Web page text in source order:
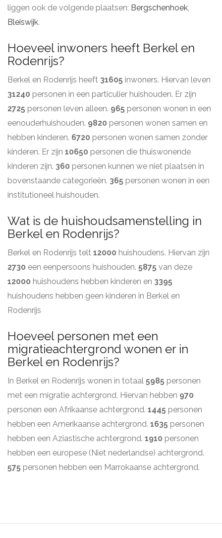
liggen ook de volgende plaatsen: Bergschenhoek,
Bleiswijk.
Hoeveel inwoners heeft Berkel en
Rodenrijs?
Berkel en Rodenrijs heeft 31605 inwoners. Hiervan leven
31240 personen in een particulier huishouden. Er zijn
2725 personen leven alleen. 965 personen wonen in een
eenouderhuishouden. 9820 personen wonen samen en
hebben kinderen. 6720 personen wonen samen zonder
kinderen. Er zijn 10650 personen die thuiswonende
kinderen zijn. 360 personen kunnen we niet plaatsen in
bovenstaande categorieën. 365 personen wonen in een
institutioneel huishouden.
Wat is de huishoudsamenstelling in
Berkel en Rodenrijs?
Berkel en Rodenrijs telt 12000 huishoudens. Hiervan zijn
2730 een eenpersoons huishouden. 5875 van deze
12000 huishoudens hebben kinderen en 3395
huishoudens hebben geen kinderen in Berkel en
Rodenrijs
Hoeveel personen met een
migratieachtergrond wonen er in
Berkel en Rodenrijs?
In Berkel en Rodenrijs wonen in totaal 5985 personen
met een migratie achtergrond. Hiervan hebben 970
personen een Afrikaanse achtergrond. 1445 personen
hebben een Amerikaanse achtergrond. 1635 personen
hebben een Aziastische achtergrond. 1910 personen
hebben een europese (Niet nederlandse) achtergrond.
575 personen hebben een Marrokaanse achtergrond.